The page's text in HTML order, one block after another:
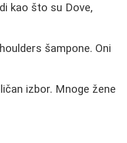
kao što su Dove,
šampone. Oni
izbor. Mnoge žene